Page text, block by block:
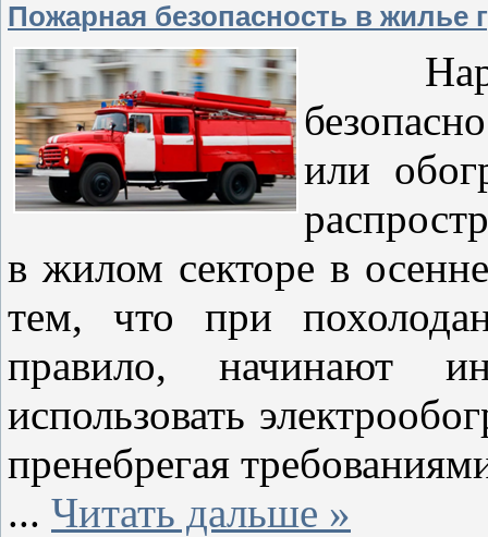
Пожарная безопасность в жилье
или
в жилом секторе в
тем, что при
правило, начинают
использовать
пренебрегая
... Читать дальше »